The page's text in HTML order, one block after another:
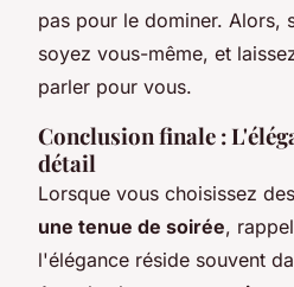
pas pour le dominer. Alors,
soyez vous-même, et
parler pour vous.
Conclusion finale :
détail
Lorsque vous choisissez des
une tenue de soirée,
l'élégance réside souvent